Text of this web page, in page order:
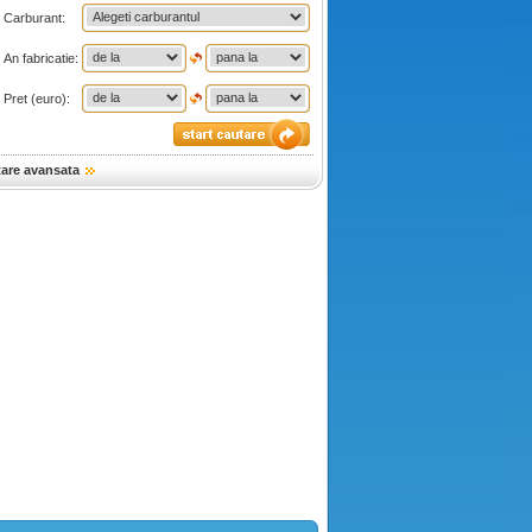
Carburant:
An fabricatie:
Pret (euro):
avansata